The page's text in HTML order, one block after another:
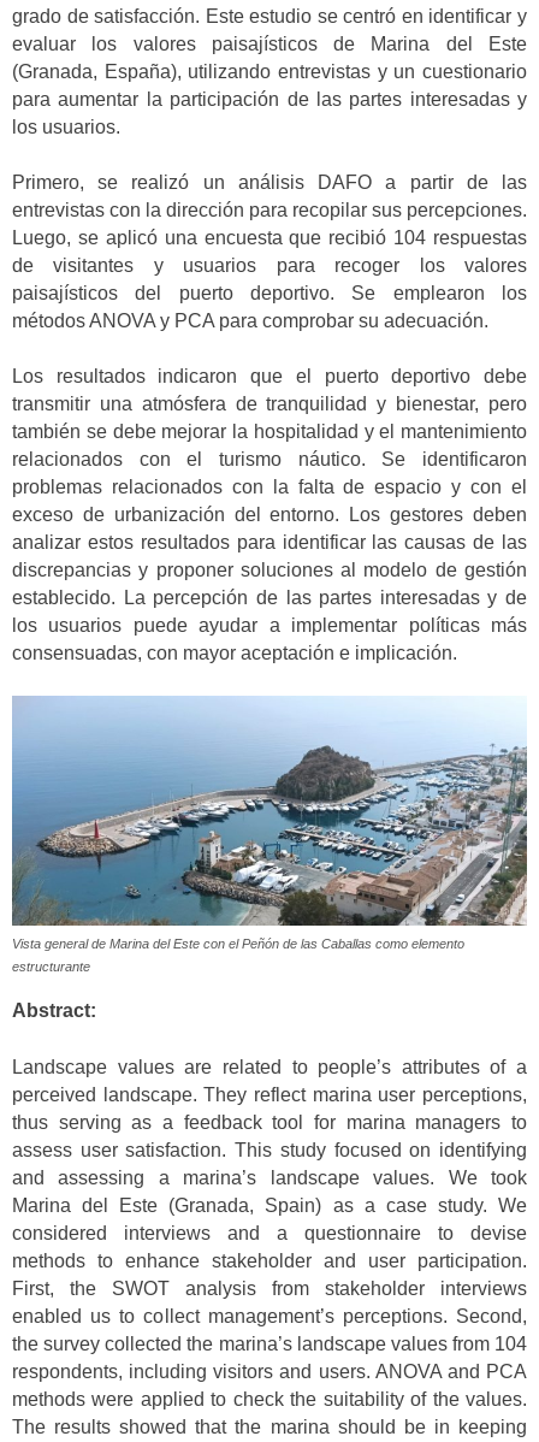
grado de satisfacción. Este estudio se centró en identificar y
evaluar los valores paisajísticos de Marina del Este
(Granada, España), utilizando entrevistas y un cuestionario
para aumentar la participación de las partes interesadas y
los usuarios.
Primero, se realizó un análisis DAFO a partir de las
entrevistas con la dirección para recopilar sus percepciones.
Luego, se aplicó una encuesta que recibió 104 respuestas
de visitantes y usuarios para recoger los valores
paisajísticos del puerto deportivo. Se emplearon los
métodos ANOVA y PCA para comprobar su adecuación.
Los resultados indicaron que el puerto deportivo debe
transmitir una atmósfera de tranquilidad y bienestar, pero
también se debe mejorar la hospitalidad y el mantenimiento
relacionados con el turismo náutico. Se identificaron
problemas relacionados con la falta de espacio y con el
exceso de urbanización del entorno. Los gestores deben
analizar estos resultados para identificar las causas de las
discrepancias y proponer soluciones al modelo de gestión
establecido. La percepción de las partes interesadas y de
los usuarios puede ayudar a implementar políticas más
consensuadas, con mayor aceptación e implicación.
Vista general de Marina del Este con el Peñón de las Caballas como elemento
estructurante
Abstract:
Landscape values are related to people’s attributes of a
perceived landscape. They reflect marina user perceptions,
thus serving as a feedback tool for marina managers to
assess user satisfaction. This study focused on identifying
and assessing a marina’s landscape values. We took
Marina del Este (Granada, Spain) as a case study. We
considered interviews and a questionnaire to devise
methods to enhance stakeholder and user participation.
First, the SWOT analysis from stakeholder interviews
enabled us to collect management’s perceptions. Second,
the survey collected the marina’s landscape values from 104
respondents, including visitors and users. ANOVA and PCA
methods were applied to check the suitability of the values.
The results showed that the marina should be in keeping